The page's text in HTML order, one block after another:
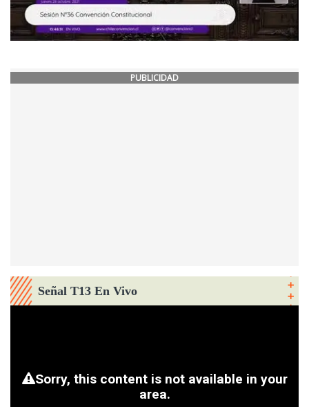
PUBLICIDAD
Señal T13 En Vivo